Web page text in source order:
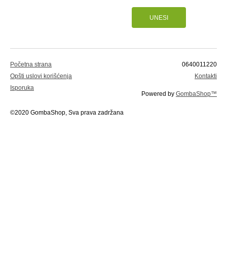
Početna strana
Opšti uslovi korišćenja
Isporuka
©2020 GombaShop, Sva prava zadržana
0640011220
Kontakti
Powered by GombaShop™